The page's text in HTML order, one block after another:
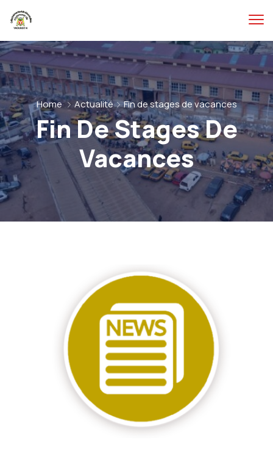
Home Actualité Fin de stages de vacances
Fin De Stages De
Vacances